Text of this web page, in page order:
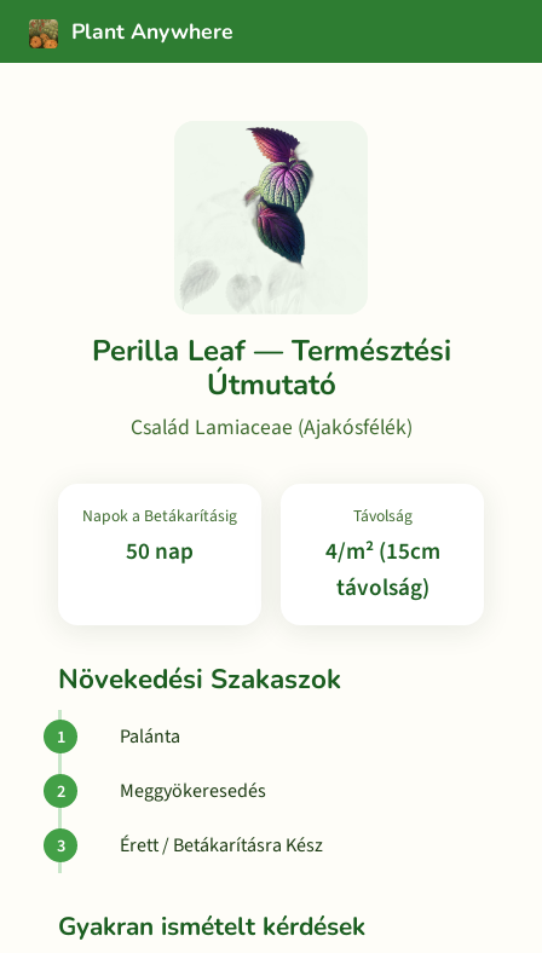
Plant Anywhere
Perilla Leaf — Természtési
Útmutató
Család Lamiaceae (Ajakósfélék)
Napok a Betákarításig
50 nap
Távolság
4/m² (15cm
távolság)
Növekedési Szakaszok
Palánta
Meggyökeresedés
Érett / Betákarításra Kész
Gyakran ismételt kérdések